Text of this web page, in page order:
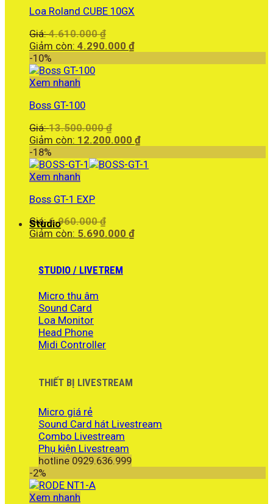
Loa Roland CUBE 10GX
Giá:4.610.000₫
gốc
Giảm còn: 4.290.000 ₫Giá
-10%
Xem nhanh
Boss GT-100
Giá:13.500.000₫
gốc
13.500.000 ₫.
Giảm còn: 12.200.000 ₫Giá
tại
-18%
Xem nhanh
Boss GT-1 EXP
Giá:6.960.000₫
gốc
Giảm còn: 5.690.000 ₫Giá
Studio
STUDIO / LIVETREM
Micro thu âm
Sound Card
Loa Monitor
Head Phone
Midi Controller
THIẾT BỊ LIVESTREAM
Micro giá rẻ
Sound Card hát Livestream
Combo Livestream
Phụ kiện Livestream
hotline 0929.636.999
-2%
Xem nhanh